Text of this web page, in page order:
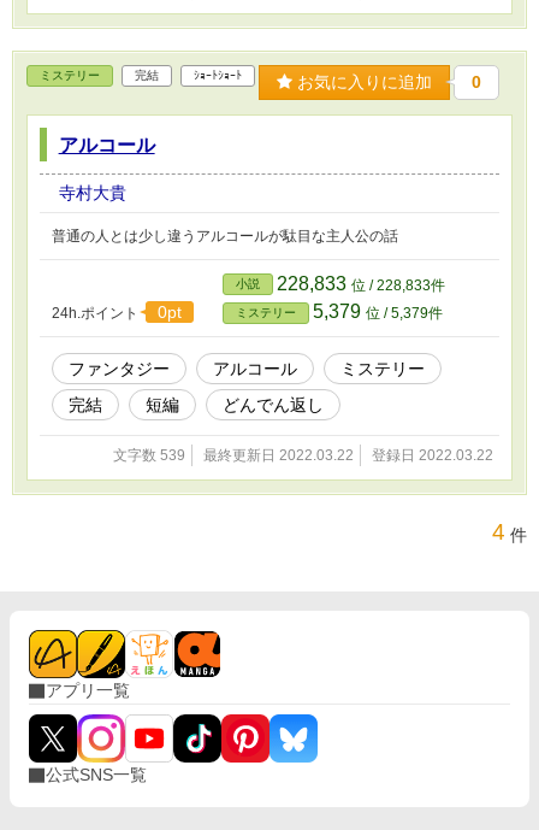
ミステリー 完結 ｼｮｰﾄｼｮｰﾄ お気に入りに追加 0
アルコール
寺村大貴
普通の人とは少し違うアルコールが駄目な主人公の話
24h.ポイント 0pt
小説 228,833 位 / 228,833件
ミステリー 5,379 位 / 5,379件
ファンタジー アルコール
ミステリー
完結
短編 どんでん返し
文字数 539 最終更新日 2022.03.22 登録日 2022.03.22
4 件
アプリ一覧
公式SNS一覧